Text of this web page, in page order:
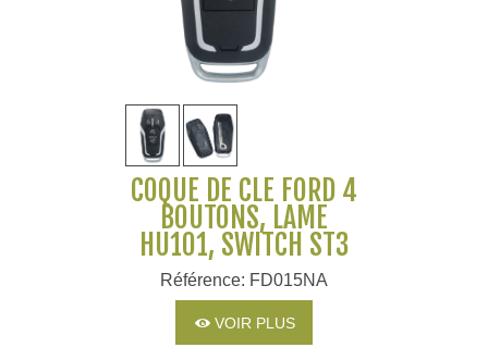
COQUE DE CLÉ FORD 4
BOUTONS, LAME
HU101, SWITCH ST3
Référence: FD015NA
VOIR PLUS